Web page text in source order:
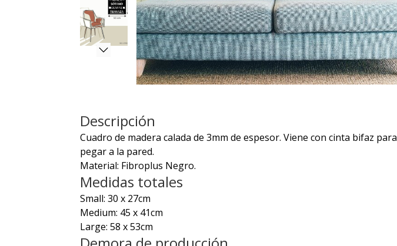
Descripción
Cuadro de madera calada de 3mm de espesor. Viene con cinta bifaz para
pegar a la pared.
Material: Fibroplus Negro.
Medidas totales
Small: 30 x 27cm
Medium: 45 x 41cm
Large: 58 x 53cm